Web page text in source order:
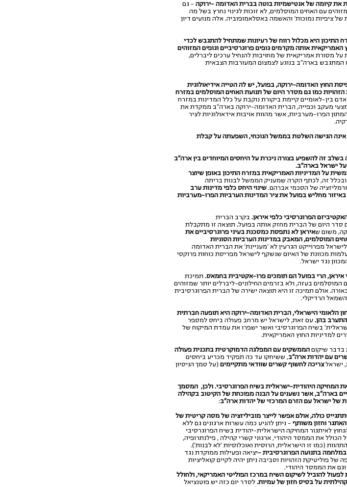
את קיומה של אנטישמיות בוטה בברית האדומה -ירוקה – גם
עם האחים המוסלמים, לא זוכות לגינוי נחרץ בשל מה
ציפיות נמוכות' והאשמה באסלאמופוביה. אלה מנועים דיון
התיכון היא מכלול רווח של רעיונות שמתחיל להתגבש לכדי
אותה מקדמים גופים פרוגרסיביים וגופים המזוהים
על מסורת אמריקאית של מחויבות להנחיל ערכים ליברלים,
המתגבש בארה"ב בנוגע לצמצום המעורבות הצבאית
החוץ האדומה-ירוקה, בפועל, יש לה הטייה אידיאולוגית
הזהויות כמו גם מסדר היום של תנועת האחים המוסלמים במזרח
בין-לאומיים קיימת ביקורת נוקבת על כלל המדינות במזרח
מעקב וכפייה, הברית האדומה-ירוקה בארה"ב ממקדת את
הפרו-מערביות, אשר מהוות אויבות אידאולוגיות לציר
אינה הגישה השלטת בממשל הנוכחי, השפעתה על קבלת
זה להשפיע בצורה ניכרת על היחסים המיוחדים בין ארה"ב
ישראל בארה"ב.
על המדיניות האמריקאית במזרח התיכון באופן שיוצר
ובכלל זה, לכתף הקרה שמעניק הממשל לבנות בריתה
של הסכמי אברהם.שינוי היחס כלפי מדינות ערב
מחליש בפועל את ציר המדינות הערביות הפרו-מערביות
הפרוגרסיבי כלפי איראן. בקרב הברית
סדר היום של הברית מחזק אותה בפועל. תוצאה זו מתקבלת
משום שאיראן לא נתפסת כמסכנת בעיני פרוגרסיביים את
המוסלמים, המאבק במדינות הערביות הסוניות
מפרוייקט הגרעין לא 'מעניינת' את הברית האדומה
מכוונת של האיום שנשקף לישראל מפריסת כוחות פרוקסי
נגד ישראל.
איראן, הרי בפועל הם תומכים פרו-אקטיבית בחמאס. תמיכת
בעזה, ולא בזרמים החילונים-ליברלים יותר שמזוהים
אולם תמיכה זו היא תוצאה ישירה של הברית הפרוגרסיבית
הרדיקלי.
הלאומי הישראלי, הברית האדומה-ירוקה היא תופעה חברתית
בהן.עם זאת, לישראל יש מרחב פעולה ביחס למספר
בשיח הפרוגרסיבי ואשר ישפרו את עמדת המיקוח של
למדיניות החוץ האמריקאית.
הממשקים עם המפלגה הדמוקרטית בתכנית פעולה
עם יהדות ארה"ב, ששיחקו עד כה תפקיד מכריע ביחסים
ישראלצריכה לחשוף קשרים שוודאי מתקיימים (על סמך הניסיון
את המחיקה היהודית-ישראלית בשיח הפרוגרסיבי. ולכן, המסמך
בארה"ב, אשר נשענים על הבנה מפוכחת של הקיטוב בקהילה
של ישראל עם הזרם המרכזי של יהדות ארה"ב:
כולה, אולם אפשר לייצר מוביליזציה של מסה קריטית של
וחזון משותף – ניתן להניע כמה עשרות ארגונים גם ללא
לאיתגור המחיקה הישראלית-יהודית בשיח הפרוגרסיבי
את הממסד היהודי, ארגוני קשרי קהילה , פילנתרופיה,
(כמו זו הישראלית, הרוסית ואוכלוסיות 'לא לבנות').
בתנועה הפרוגרסיבית –יציאה ופעילות ממוקדת נגד
פוליטיקת הזהויות וסביבה ניתן יהיה לקיים קואליציות
וגם את הממסד היהודי.
לפעול להוביל לשיקום השיח במרכז הפוליטי האמריקאי, ולחולל
על בסיס חזון של עמיות.לסדר יום כזה יש פוטנציאל